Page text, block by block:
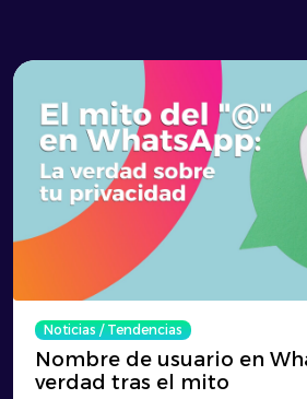
Noticias/Tendencias
Nombre de usuario en
verdad tras el mito